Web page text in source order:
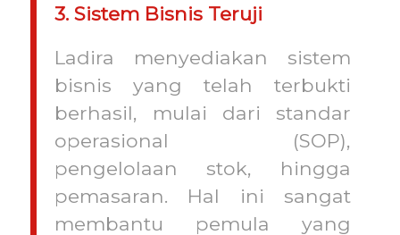
3. Sistem Bisnis Teruji
Ladira menyediakan sistem
bisnis yang telah terbukti
berhasil, mulai dari standar
operasional (SOP),
pengelolaan stok, hingga
pemasaran. Hal ini sangat
membantu pemula yang